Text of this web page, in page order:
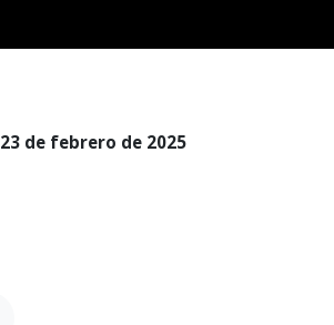
23 de febrero de 2025